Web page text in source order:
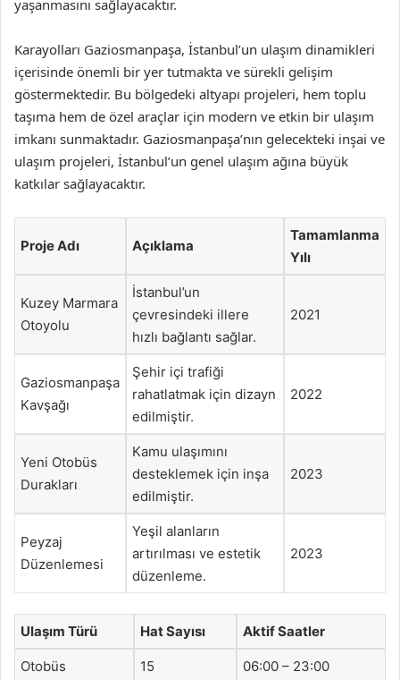
yaşanmasını sağlayacaktır.
Karayolları Gaziosmanpaşa, İstanbul’un ulaşım dinamikleri
içerisinde önemli bir yer tutmakta ve sürekli gelişim
göstermektedir. Bu bölgedeki altyapı projeleri, hem toplu
taşıma hem de özel araçlar için modern ve etkin bir ulaşım
imkanı sunmaktadır. Gaziosmanpaşa’nın gelecekteki inşai ve
ulaşım projeleri, İstanbul’un genel ulaşım ağına büyük
katkılar sağlayacaktır.
Proje Adı Açıklama
Tamamlanma
Yılı
Kuzey Marmara
Otoyolu
İstanbul’un
çevresindeki illere
hızlı bağlantı sağlar.
2021
Gaziosmanpaşa
Kavşağı
Şehir içi trafiği
rahatlatmak için dizayn
edilmiştir.
2022
Yeni Otobüs
Durakları
Kamu ulaşımını
desteklemek için inşa
edilmiştir.
2023
Peyzaj
Düzenlemesi
Yeşil alanların
artırılması ve estetik
düzenleme.
2023
Ulaşım Türü Hat Sayısı Aktif Saatler
Otobüs 15 06:00 – 23:00